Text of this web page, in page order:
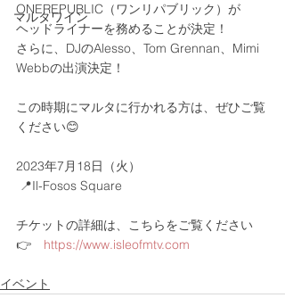
マルタワイン
ONEREPUBLIC（ワンリパブリック）が
ヘッドライナーを務めることが決定！
さらに、DJのAlesso、Tom Grennan、Mimi
Webbの出演決定！
この時期にマルタに行かれる方は、ぜひご覧
ください😊
2023年7月18日（火）
📍Il-Fosos Square
チケットの詳細は、こちらをご覧ください
👉 https://www.isleofmtv.com
イベント